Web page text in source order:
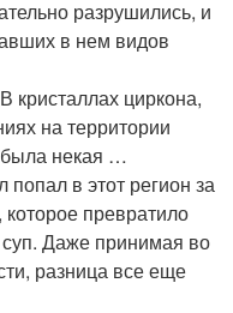
разрушились, и
в нем видов
кристаллах циркона,
на территории
некая …
попал в этот регион за
которое превратило
Даже принимая во
разница все еще